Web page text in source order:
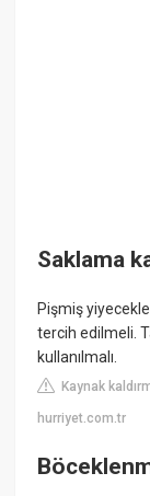
Saklama
Pişmiş
tercih edilmeli.
kullanılmalı.
Kaynak
hurriyet.com.tr